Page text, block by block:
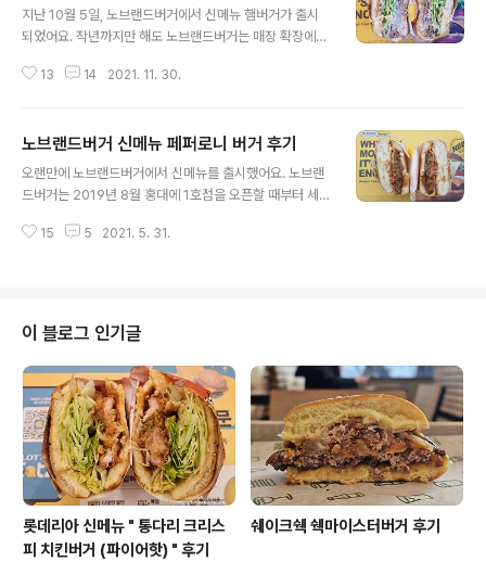
지난 10월 5일, 노브랜드버거에서 신메뉴 햄버거가 출시
되었어요. 작년까지만 해도 노브랜드버거는 매장 확장에
판매했어요. 서울 수도권 뿐만 아니라 지방 대도시까지 매
퍼로니 치킨버거와 페퍼로니 버거 출시에 이어 약 반 년만
에 갈릭앤갈릭을 출시했습니다. 제가 사는 지역에는 노브
랜드버거가 없다보니 계속 미루고 있던 차에 버거킹에서
거, 버거킹의 화이트갈릭와퍼 등 마늘을 이용한 버거가 여
13 14 2021. 11. 30.
노브랜드버거 신메뉴 페퍼로니 버거 후기
오랜만에 노브랜드버거에서 신메뉴를 출시했어요. 노브랜
드버거는 2019년 8월 홍대에 1호점을 오픈할 때부터 세
을 공격적으로 확장해나갔어요. 하지만 그에 비해 신메뉴
로니 치킨버거, 이렇게 햄버거 2종입니다. 페퍼로니 세트
페퍼로니 버거 가격은 단품 4,000원, 세트 5,800원입니
다. 칼로리는 단품 491kcal, 세트 723~872kcal 입니
다. 중량은 단품 193g 입니다. 페퍼로니 버거 크기는 지름
9cm, 높이 5.5cm 입니다. 포장지는 모든 메뉴가 동일해
요. 페퍼로니는..
15 5 2021. 5. 31.
이 블로그 인기글
롯데리아 신메뉴 " 통다리 크리스
피 치킨버거 (파이어핫) " 후기
쉐이크쉑 쉑마이스터버거 후기